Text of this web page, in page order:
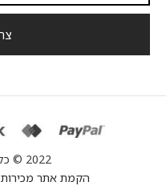
2022 © כל הזכויות שמורות
הקמת אתר מכירות